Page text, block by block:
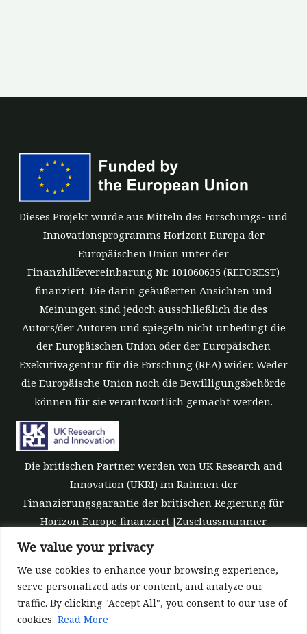
We value your privacy
We use cookies to enhance your browsing experience,
serve personalized ads or content, and analyze our
traffic. By clicking "Accept All", you consent to our use of
cookies. Read More
Dieses Projekt wurde aus Mitteln des Forschungs- und
Innovationsprogramms Horizont Europa der
Europäischen Union unter der
Finanzhilfevereinbarung Nr. 101060635 (REFOREST)
finanziert. Die darin geäußerten Ansichten und
Meinungen sind jedoch ausschließlich die des
Autors/der Autoren und spiegeln nicht unbedingt die
der Europäischen Union oder der Europäischen
Exekutivagentur für die Forschung (REA) wider. Weder
die Europäische Union noch die Bewilligungsbehörde
können für sie verantwortlich gemacht werden.
Die britischen Partner werden von UK Research and
Innovation (UKRI) im Rahmen der
Finanzierungsgarantie der britischen Regierung für
Horizon Europe finanziert [Zuschussnummer